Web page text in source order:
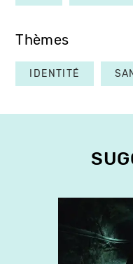
Thèmes
IDENTITÉ